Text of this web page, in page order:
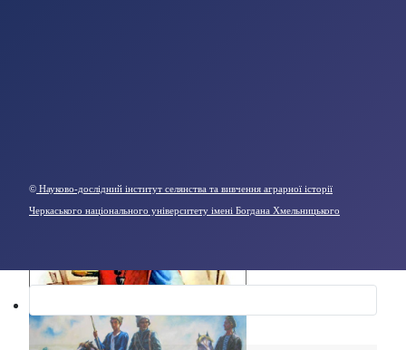
© Науково-дослідний інститут селянства та вивчення аграрної історії
Черкаського національного університету імені Богдана Хмельницького